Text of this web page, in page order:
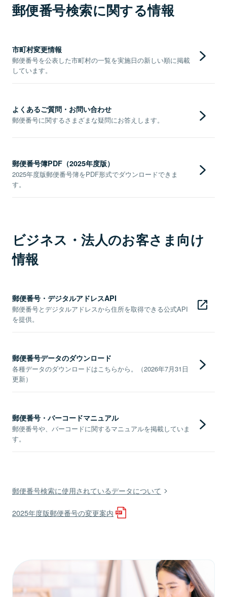
郵便番号検索に関する情報
市町村変更情報
郵便番号を公表した市町村の一覧を実施日の新しい順に掲載
しています。
よくあるご質問・お問い合わせ
郵便番号に関するさまざまな疑問にお答えします。
郵便番号簿PDF（2025年度版）
2025年度版郵便番号簿をPDF形式でダウンロードできま
す。
ビジネス・法人のお客さま向け
情報
郵便番号・デジタルアドレスAPI
郵便番号とデジタルアドレスから住所を取得できる公式API
を提供。
郵便番号データのダウンロード
各種データのダウンロードはこちらから。（2026年7月31日
更新）
郵便番号・バーコードマニュアル
郵便番号や、バーコードに関するマニュアルを掲載していま
す。
郵便番号検索に使用されているデータについて
2025年度版郵便番号の変更案内